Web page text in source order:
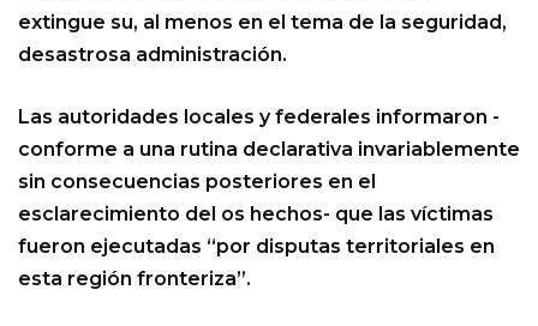
extingue su, al menos en el tema de la seguridad,
desastrosa administración.
Las autoridades locales y federales informaron -
conforme a una rutina declarativa invariablemente
sin consecuencias posteriores en el
esclarecimiento del os hechos- que las víctimas
fueron ejecutadas “por disputas territoriales en
esta región fronteriza”.